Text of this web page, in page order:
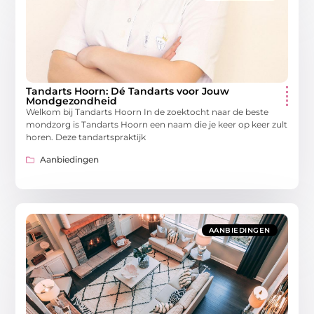
Tandarts Hoorn: Dé Tandarts voor Jouw
Mondgezondheid
Welkom bij Tandarts Hoorn In de zoektocht naar de beste
mondzorg is Tandarts Hoorn een naam die je keer op keer zult
horen. Deze tandartspraktijk
Aanbiedingen
AANBIEDINGEN